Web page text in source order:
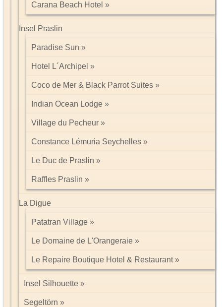
Carana Beach Hotel
Insel Praslin
Paradise Sun
Hotel L´Archipel
Coco de Mer & Black Parrot Suites
Indian Ocean Lodge
Village du Pecheur
Constance Lémuria Seychelles
Le Duc de Praslin
Raffles Praslin
La Digue
Patatran Village
Le Domaine de L'Orangeraie
Le Repaire Boutique Hotel & Restaurant
Insel Silhouette
Segeltörn